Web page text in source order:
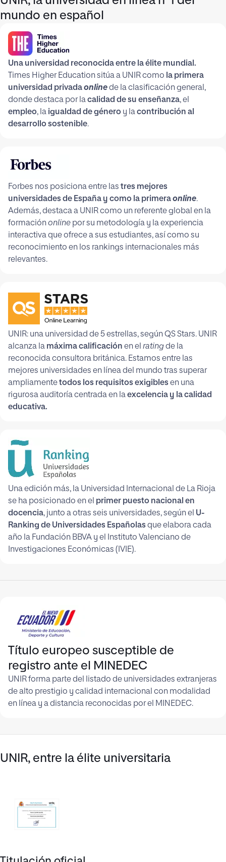
mundo en español
Una universidad reconocida entre la élite mundial.
Times Higher Education sitúa a UNIR como la primera
universidad privadaonlinede la clasificación general,
donde destaca por lacalidad de su enseñanza, el
empleo, la igualdad de género y lacontribución al
desarrollo sostenible.
Forbes nos posiciona entre las tres mejores
universidades de España y como la primeraonline.
Además, destaca a UNIR como un referente global en la
formaciónonline por su metodología y la experiencia
interactiva que ofrece a sus estudiantes, así como su
reconocimiento en los rankings internacionales más
relevantes.
UNIR: una universidad de 5 estrellas, según QS Stars. UNIR
alcanza la máxima calificación en el ratingde la
reconocida consultora británica. Estamos entre las
mejores universidades en línea del mundo tras superar
ampliamentetodos los requisitos exigiblesen una
rigurosa auditoría centrada en laexcelencia y la calidad
educativa.
Una edición más, la Universidad Internacional de La Rioja
se ha posicionado en el primer puesto nacional en
docencia, junto a otras seis universidades, según el U-
Ranking de Universidades Españolasque elabora cada
año la Fundación BBVA y el Instituto Valenciano de
Investigaciones Económicas (IVIE).
Título europeo susceptible de
registro ante el MINEDEC
UNIR forma parte del listado de universidades extranjeras
de alto prestigio y calidad internacional con modalidad
en línea y a distancia reconocidas por el MINEDEC.
UNIR, entre la élite universitaria